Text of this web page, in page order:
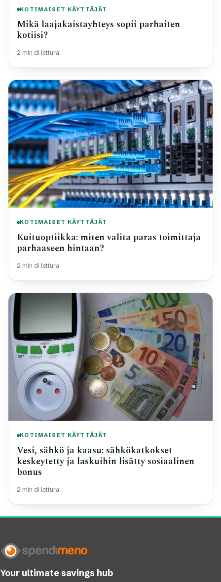
KOTIMAISET KÄYTTÄJÄT
Mikä laajakaistayhteys sopii parhaiten
kotiisi?
2 min di lettura
KOTIMAISET KÄYTTÄJÄT
Kuituoptiikka: miten valita paras toimittaja
parhaaseen hintaan?
2 min di lettura
KOTIMAISET KÄYTTÄJÄT
Vesi, sähkö ja kaasu: sähkökatkokset
keskeytetty ja laskuihin lisätty sosiaalinen
bonus
2 min di lettura
Your ultimate savings hub